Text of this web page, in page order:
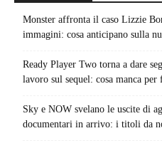
Monster affronta il caso Lizzie
immagini: cosa anticipano sulla
Ready Player Two torna a dare
lavoro sul sequel: cosa manca
Sky e NOW svelano le uscite di
documentari in arrivo: i titoli da